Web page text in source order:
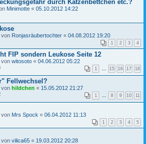
durch Katzenbettchen etc.?
Minimotte « 05.10.2012 14:22
von Ronjasräubertochter « 04.08.2012 19:20
1 2 3 4
FIP sondern Leukose Seite 12
von witosoto « 04.06.2012 05:22
1 … 15 16 17 18
Fellwechsel?
von hildchen « 15.05.2012 21:27
1 … 8 9 10 11
von Mrs Spock « 06.04.2012 11:13
1 2 3 4 5
von vilica65 « 19.03.2012 20:28